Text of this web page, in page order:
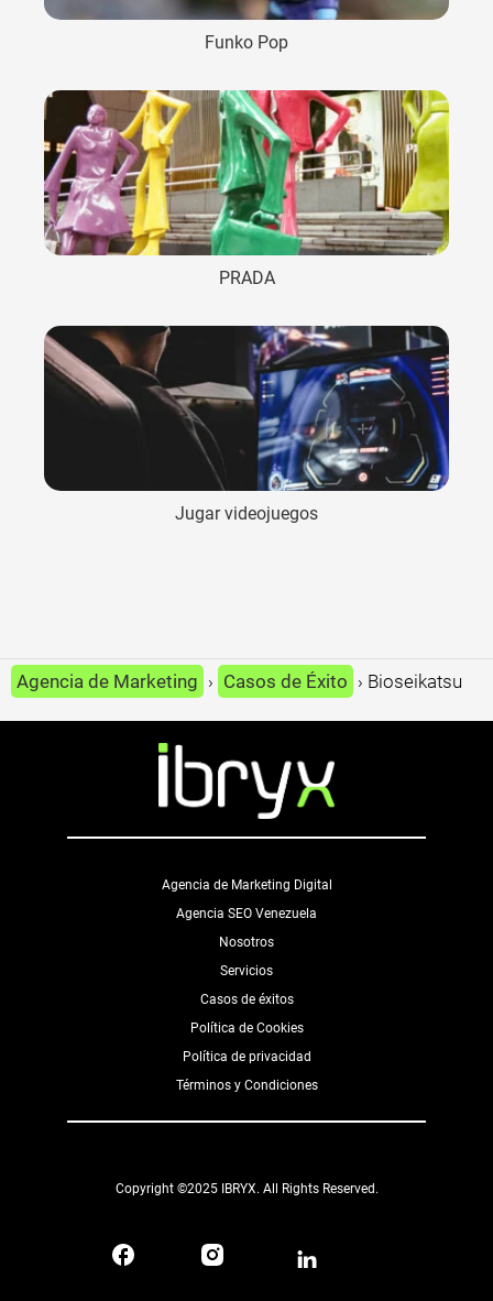
Funko Pop
PRADA
Jugar videojuegos
Agencia de Marketing Casos de Éxito Bioseikatsu
Agencia de Marketing Digital
Agencia SEO Venezuela
Nosotros
Servicios
Casos de éxitos
Política de Cookies
Política de privacidad
Términos y Condiciones
Copyright ©2025 IBRYX. All Rights Reserved.